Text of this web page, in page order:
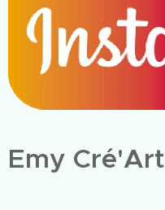
Emy Cré'Art